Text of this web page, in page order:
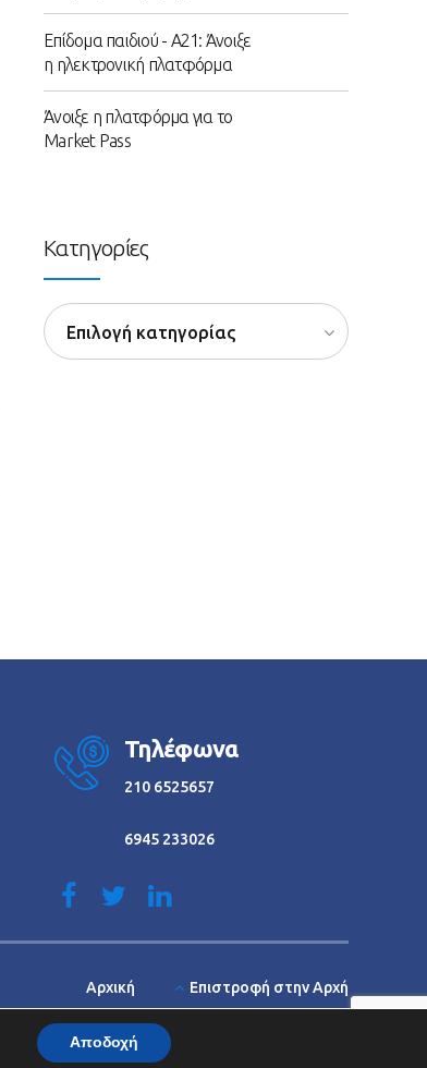
από αγρότες ειδικού
καθεστώτος
Επίδομα παιδιού - Α21: Άνοιξε
η ηλεκτρονική πλατφόρμα
Άνοιξε η πλατφόρμα για το
Market Pass
Κατηγορίες
Επιλογή κατηγορίας
Τηλέφωνα
210 6525657
6945 233026
Αρχική Επιστροφή στην Αρχή
Αποδοχή